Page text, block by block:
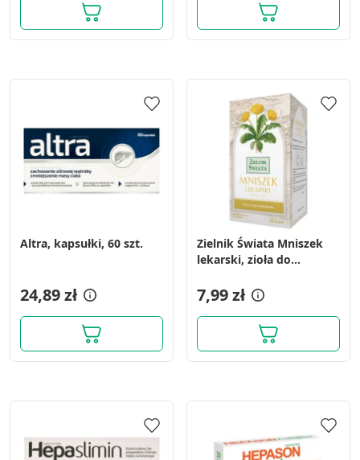
Altra, kapsułki, 60 szt.
24,89 zł
Zielnik Świata Mniszek
lekarski, zioła do
20 szt.
7,99 zł
Funkcje specjalne IAB:
Użycie dokładnych danych
Identyfikowanie urządzeń na podstawie
aktywnie żądanych informacji
Niezbędne
Wydajność (Performance)